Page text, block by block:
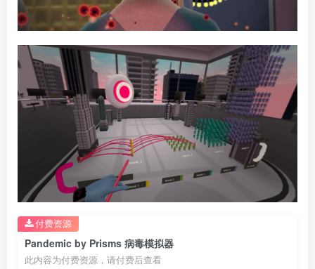
Pandemic by Prisms 病毒模拟器
此内容为付费资源，请付费后查看
付费资源